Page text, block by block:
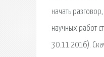
начать
научных работ
30.11.2016).